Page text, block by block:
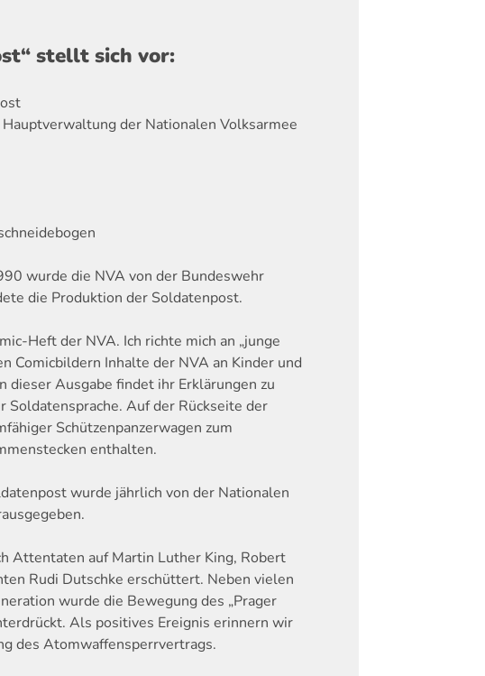
stellt sich vor:
der Nationalen Volksarmee
wurde die NVA von der Bundeswehr
die Produktion der Soldatenpost.
Heft der NVA. Ich richte mich an „junge
Comicbildern Inhalte der NVA an Kinder und
dieser Ausgabe findet ihr Erklärungen zu
Soldatensprache. Auf der Rückseite der
Schützenpanzerwagen zum
enthalten.
wurde jährlich von der Nationalen
Attentaten auf Martin Luther King, Robert
Rudi Dutschke erschüttert. Neben vielen
wurde die Bewegung des „Prager
Als positives Ereignis erinnern wir
des Atomwaffensperrvertrags.